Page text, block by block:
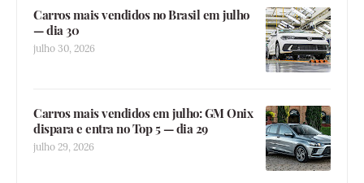
Carros mais vendidos no Brasil em julho
— dia 30
julho 30, 2026
Carros mais vendidos em julho: GM Onix
dispara e entra no Top 5 — dia 29
julho 29, 2026